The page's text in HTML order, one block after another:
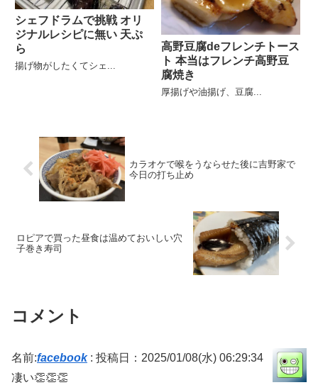
シェフドラムで挑戦 オリ
ジナルレシピに無い 天ぷ
ら
揚げ物がしたくてシェ...
高野豆腐deフレンチトース
ト 本当はフレンチ高野豆
腐焼き
厚揚げや油揚げ、豆腐...
カラオケで喉をうならせた後に吉野家で
今日の打ち止め
ロピアで買った昼食は温めておいしい穴
子巻き寿司
コメント
名前:facebook: 投稿日：2025/01/08(水) 06:29:34
凄い👏👏👏